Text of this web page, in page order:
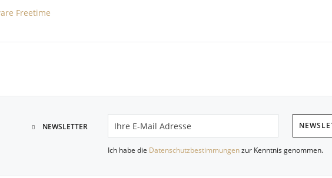
Freetime
NEWSLETTER
Ich habe die Datenschutzbestimmungenzur Kenntnis genommen.